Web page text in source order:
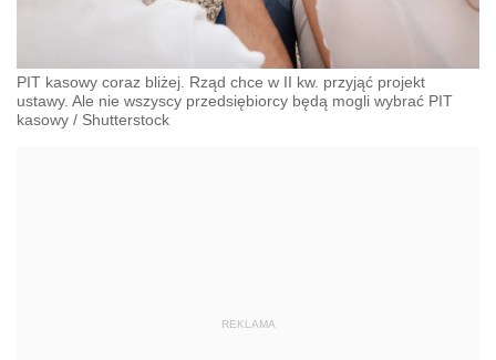
PIT kasowy coraz bliżej. Rząd chce w II kw. przyjąć projekt
ustawy. Ale nie wszyscy przedsiębiorcy będą mogli wybrać PIT
kasowy / Shutterstock